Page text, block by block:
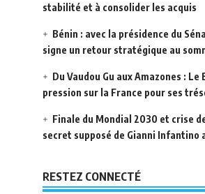
stabilité et à consolider les acquis
Bénin : avec la présidence du
signe un retour stratégique au
Du Vaudou Gu aux Amazones :
pression sur la France pour ses
Finale du Mondial 2030 et crise
secret supposé de Gianni Infantino
RESTEZ CONNECTÉ